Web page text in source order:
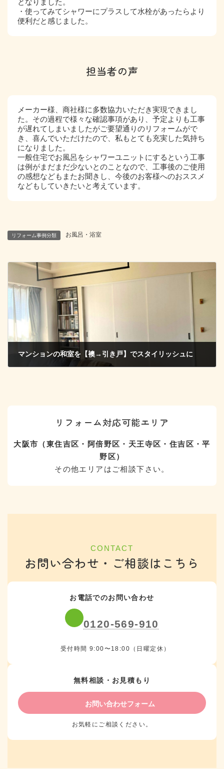
となりました。
・使ってみてシャワーにプラスして水栓があったらより
便利だと感じました。
担当者の声
メーカー様、商社様に多数協力いただき実現できまし
た。その過程で様々な確認事項があり、予定よりも工事
が遅れてしまいましたがご要望通りのリフォームがで
き、喜んでいただけたので、私もとても充実した気持ち
になりました。
一般住宅でお風呂をシャワーユニットにするという工事
は例がまだまだ少ないとのことなので、工事後のご使用
の感想などもまたお聞きし、今後のお客様へのおススメ
などもしていきたいと考えています。
リフォーム事例分類 お風呂・浴室
マンションの和室を【襖→引き戸】でスタイリッシュに
リフォーム対応可能エリア
大阪市（東住吉区・阿倍野区・天王寺区・住吉区・平
野区）
その他エリアはご相談下さい。
CONTACT
お問い合わせ・ご相談はこちら
お電話でのお問い合わせ
0120-569-910
受付時間 9:00〜18:00（日曜定休）
無料相談・お見積もり
お問い合わせフォーム
お気軽にご相談ください。